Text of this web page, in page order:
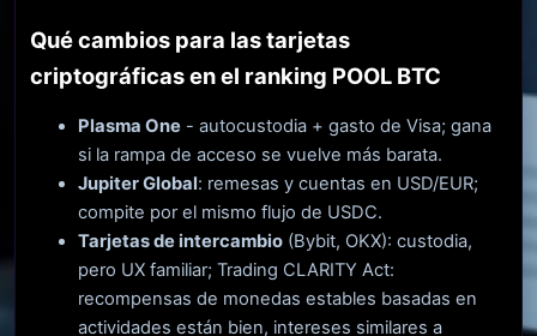
Qué cambios para las tarjetas
criptográficas en el ranking POOL BTC
Plasma One - autocustodia + gasto de Visa; gana
si la rampa de acceso se vuelve más barata.
Jupiter Global: remesas y cuentas en USD/EUR;
compite por el mismo flujo de USDC.
Tarjetas de intercambio (Bybit, OKX): custodia,
pero UX familiar; Trading CLARITY Act:
recompensas de monedas estables basadas en
actividades están bien, intereses similares a